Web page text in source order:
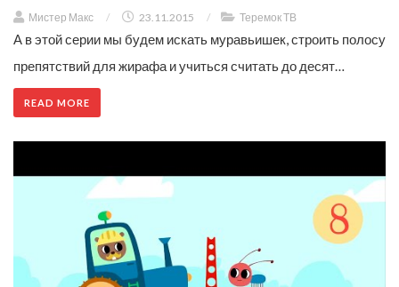
Мистер Макс / 23.11.2015 / Теремок ТВ
А в этой серии мы будем искать муравьишек, строить полосу
препятствий для жирафа и учиться считать до десят…
READ MORE